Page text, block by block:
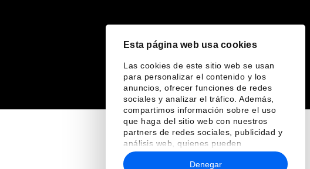
Esta página web usa cookies
Las cookies de este sitio web se usan
para personalizar el contenido y los
anuncios, ofrecer funciones de redes
sociales y analizar el tráfico. Además,
compartimos información sobre el uso
que haga del sitio web con nuestros
partners de redes sociales, publicidad y
análisis web, quienes pueden
combinarla con otra información que les
haya proporcionado o que hayan
Denegar